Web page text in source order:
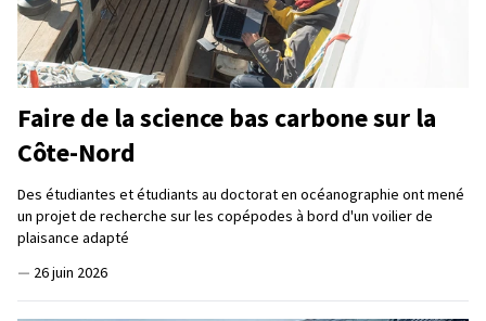
Faire de la science bas carbone sur la
Côte-Nord
Des étudiantes et étudiants au doctorat en océanographie ont mené
un projet de recherche sur les copépodes à bord d'un voilier de
plaisance adapté
— 26 juin 2026